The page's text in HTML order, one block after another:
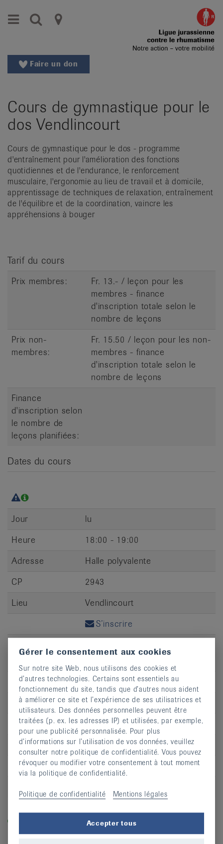
vers
au
Aller
Changer
région
Changer
de
langue:
de
Faire un don
Cours de gymnastique pour le
dos Vendlincourt
Cours de gymnastique pour le dos - programme
d'entraînement pour l'amélioration des fonctions
quotidiennes et de l'endurance, le renforcement
musculaire, l'ergonomie au lieu de travail et à domicile,
apprentissage de techniques de relaxation, entraînement
de l'équilibre et de la coordination, vaincre les
appréhensions à bouger
Tarif du cours
Prix membres:
Fr. 13.- / leçon pour les
membres - finance
d'inscription totale selon le
nombre de leçons
Prix non-
membres:
Fr. 15.50 / leçon pour les non-
membres - finance
d'inscription totale selon le
nombre de leçons
Finance
d'inscription selon
le nombre de
leçons planifiées:
Dates du cours
Jour
lu
Heure
18:00 - 19:00
Adresse
Halle polyvalente
CP
2943
Lieu
Vendlincourt
S’inscrire
Jour
lu
Heure
19:00 - 20:00
Adresse
Halle polyvalente
CP
2943
Lieu
Vendlincourt
Dans les cours labellisés «equilibre-en-marche.ch», vous
entraînez la force, l’équilibre et la dynamique et prévenez
Menu Recherche
Ligues
contre
le
|
Organisations
nationales
de
patients
Gérer le consentement aux cookies
Sur notre site Web, nous utilisons des cookies et
d’autres technologies. Certains sont essentiels au
fonctionnement du site, tandis que d’autres nous aident
à améliorer ce site et l’expérience de ses utilisatrices et
utilisateurs. Des données personnelles peuvent être
traitées (p. ex. les adresses IP) et utilisées, par exemple,
pour une publicité personnalisée. Pour plus
d’informations sur l’utilisation de vos données, veuillez
consulter notre politique de confidentialité. Vous pouvez
révoquer ou modifier votre consentement à tout moment
via la politique de confidentialité.
Politique de confidentialité Mentions légales
Accepter tous